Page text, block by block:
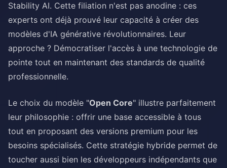
Stability AI. Cette filiation n'est pas anodine : ces
experts ont déjà prouvé leur capacité à créer des
modèles d'IA générative révolutionnaires. Leur
approche ? Démocratiser l'accès à une technologie de
pointe tout en maintenant des standards de qualité
professionnelle.
Le choix du modèle "Open Core" illustre parfaitement
leur philosophie : offrir une base accessible à tous
tout en proposant des versions premium pour les
besoins spécialisés. Cette stratégie hybride permet de
toucher aussi bien les développeurs indépendants que